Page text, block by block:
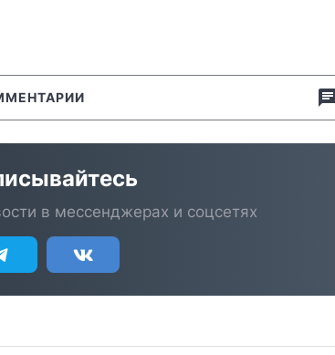
в мессенджерах и соцсетях